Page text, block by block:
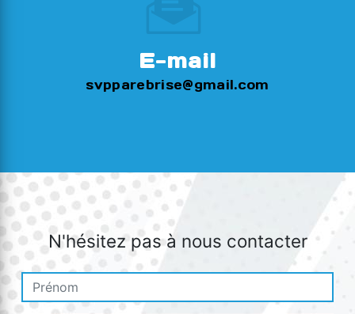
E-mail
svpparebrise@gmail.com
N'hésitez pas à nous contacter